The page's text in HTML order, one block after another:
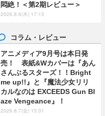
悶絶！＜第2期レビュー＞
2026.8.6(木) 17:15
コラム・レビュー
アニメディア9月号は本日発
売！ 表紙&Wカバーは『あん
さんぶるスターズ！！Bright
me up!!』と『魔法少女リリ
カルなのは EXCEEDS Gun Bl
aze Vengeance』！
2026.8.7(金) 15:01